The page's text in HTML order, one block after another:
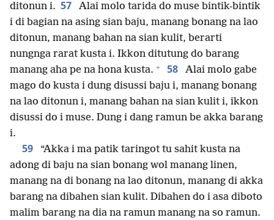
ditonun i. 57
Alai molo tarida do muse bintik-bintik
i di bagian na asing sian baju, manang bonang na lao
ditonun, manang bahan na sian kulit, berarti
nungnga rarat kusta i. Ikkon ditutung do barang
manang aha pe na hona kusta. + 58
Alai molo gabe
mago do kusta i dung disussi baju i, manang bonang
na lao ditonun i, manang bahan na sian kulit i, ikkon
disussi do i muse. Dung i dang ramun be akka barang
i.
59
“Akka i ma patik taringot tu sahit kusta na
adong di baju na sian bonang wol manang linen,
manang na di bonang na lao ditonun, manang di akka
barang na dibahen sian kulit. Dibahen do i asa diboto
malim barang na dia na ramun manang na so ramun.